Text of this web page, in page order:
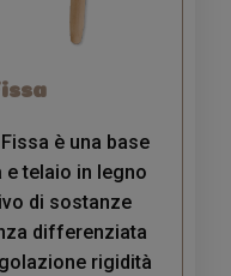
è una base
telaio in legno
di sostanze
differenziata
rigidità